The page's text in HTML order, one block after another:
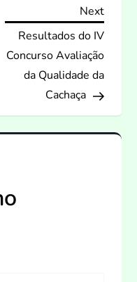
Next
Post
Next
Resultados do IV
Concurso Avaliação
da Qualidade da
Cachaça